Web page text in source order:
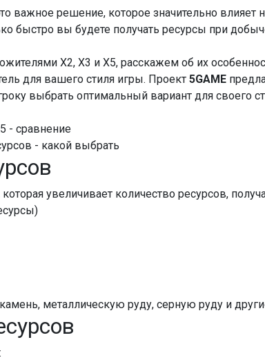
важное решение, которое значительно
быстро вы будете получать ресурсы при
X2, X3 и X5, расскажем об их
для вашего стиля игры. Проект 5GAME
выбрать оптимальный вариант для своего
- сравнение
- какой выбрать
увеличивает количество ресурсов,
металлическую руду, серную руду и